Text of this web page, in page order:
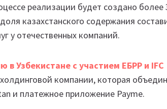
реализации будет создано более
казахстанского содержания
у отечественных компаний.
Узбекистане с участием ЕБРР и IFC
компании, которая
и платежное приложение Payme.